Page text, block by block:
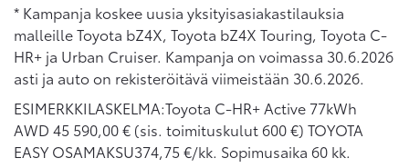
* Kampanja koskee uusia yksityisasiakastilauksia
malleille Toyota bZ4X, Toyota bZ4X Touring, Toyota C-
HR+ ja Urban Cruiser. Kampanja on voimassa 30.6.2026
asti ja auto on rekisteröitävä viimeistään 30.6.2026.
ESIMERKKILASKELMA:Toyota C-HR+ Active 77kWh
AWD 45 590,00 € (sis. toimituskulut 600 €) TOYOTA
EASY OSAMAKSU374,75 €/kk. Sopimusaika 60 kk.